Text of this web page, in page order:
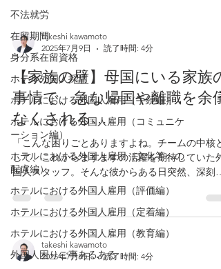
不法就労
在留期間
身分系在留資格
ホテル外国人採用
ホテルにおける外国人雇用（手続編）
ホテルにおける外国人雇用（コミュニケ
ーション編）
ホテルにおける外国人雇用（文化等への
配慮編）
ホテルにおける外国人雇用（評価編）
ホテルにおける外国人雇用（定着編）
ホテルにおける外国人雇用（教育編）
外国人困りご事あるある
takeshi kawamoto
2025年7月9日
読了時間: 4分
【家族の壁】母国にいる家族の
事情で、急な帰国や離職を余儀
なくされる…
「こんな困りごとありますよね。チームの中核と
して、これからますますの活躍を期待していた外
国人スタッフ。そんな彼からある日突然、深刻な
顔で『母国の親が倒れたので、すぐに帰国しなけ
ればなりません。いつ戻れるか分かりません。申
し訳ありませんが、退職します』と告げられる。
本人の辛い...
takeshi kawamoto
2025年7月9日
読了時間: 4分